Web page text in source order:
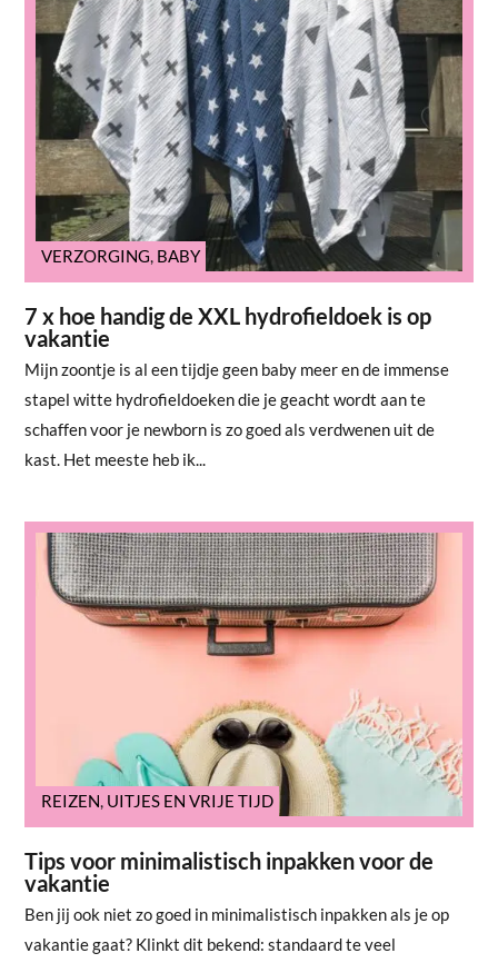
VERZORGING, BABY
7 x hoe handig de XXL hydrofieldoek is op
vakantie
Mijn zoontje is al een tijdje geen baby meer en de immense
stapel witte hydrofieldoeken die je geacht wordt aan te
schaffen voor je newborn is zo goed als verdwenen uit de
kast. Het meeste heb ik...
REIZEN, UITJES EN VRIJE TIJD
Tips voor minimalistisch inpakken voor de
vakantie
Ben jij ook niet zo goed in minimalistisch inpakken als je op
vakantie gaat? Klinkt dit bekend: standaard te veel